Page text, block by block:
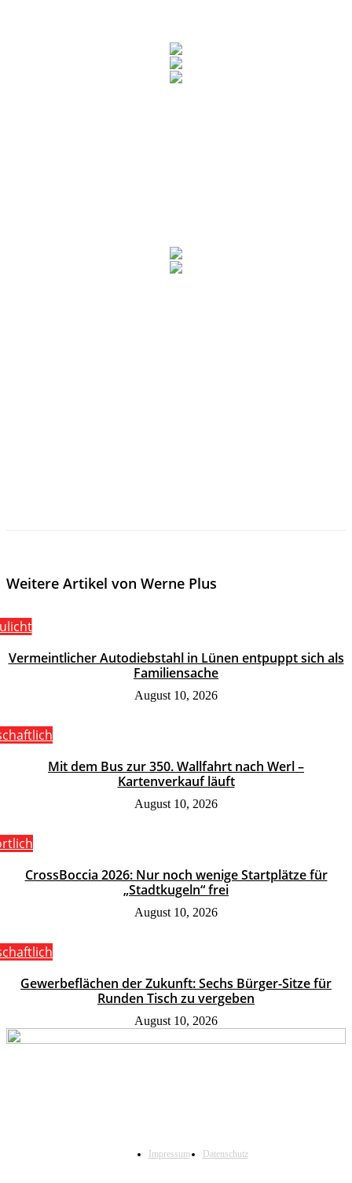
Weitere Artikel von Werne Plus
Vermeintlicher Autodiebstahl in Lünen entpuppt sich als
Familiensache
August 10, 2026
Mit dem Bus zur 350. Wallfahrt nach Werl –
Kartenverkauf läuft
August 10, 2026
CrossBoccia 2026: Nur noch wenige Startplätze für
„Stadtkugeln“ frei
August 10, 2026
Gewerbeflächen der Zukunft: Sechs Bürger-Sitze für
Runden Tisch zu vergeben
August 10, 2026
Impressum Datenschutz